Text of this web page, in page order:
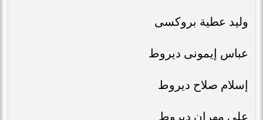
وليد عطية بروكسى
عباس إيمونى ديروط
إسلام صلاح ديروط
على مهران ديروط